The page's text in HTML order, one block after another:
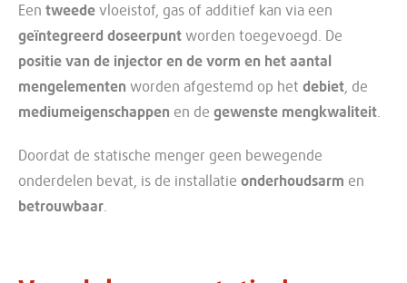
Een tweedevloeistof, gas of additief kan via een
geïntegreerd doseerpuntworden toegevoegd. De
positie van de injector en de vorm en het aantal
mengelementen worden afgestemd op het debiet, de
mediumeigenschappen en de gewenste mengkwaliteit.
Doordat de statische menger geen bewegende
onderdelen bevat, is de installatie onderhoudsarm en
betrouwbaar.